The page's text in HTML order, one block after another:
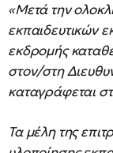
«Μετά την
εκπαιδευτικών
εκδρομής
στον/στη
καταγράφεται
Τα μέλη της